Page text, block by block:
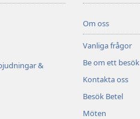
&
Om oss
Vanliga frågor
Be om ett besök
Kontakta oss
Besök Betel
Möten